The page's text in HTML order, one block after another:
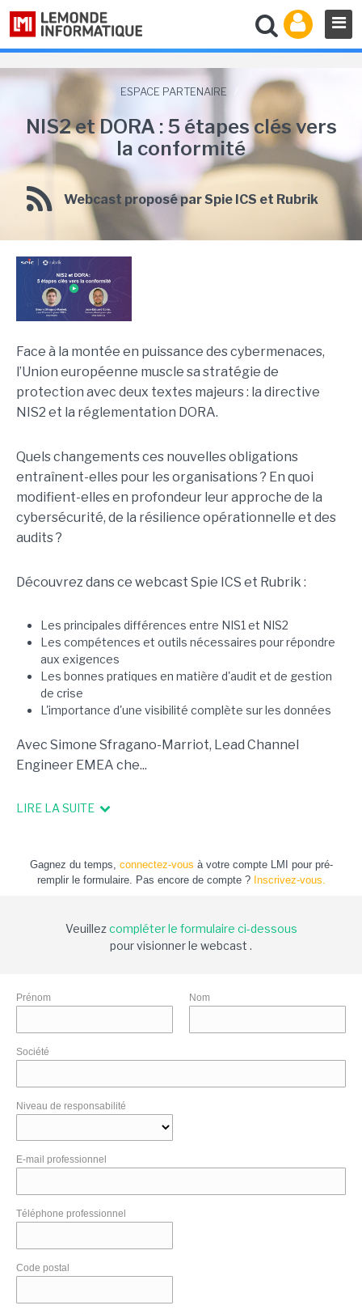
ESPACE PARTENAIRE
NIS2 et DORA : 5 étapes clés vers
la conformité
Webcast proposé par Spie ICS et Rubrik
Face à la montée en puissance des cybermenaces,
l’Union européenne muscle sa stratégie de
protection avec deux textes majeurs : la directive
NIS2 et la réglementation DORA.
Quels changements ces nouvelles obligations
entraînent-elles pour les organisations ? En quoi
modifient-elles en profondeur leur approche de la
cybersécurité, de la résilience opérationnelle et des
audits ?
Découvrez dans ce webcast Spie ICS et Rubrik :
Les principales différences entre NIS1 et NIS2
Les compétences et outils nécessaires pour répondre
aux exigences
Les bonnes pratiques en matière d'audit et de gestion
de crise
L'importance d'une visibilité complète sur les données
Avec Simone Sfragano-Marriot, Lead Channel
Engineer EMEA che...
LIRE LA SUITE
Gagnez du temps, connectez-vous à votre compte LMI pour pré-
remplir le formulaire. Pas encore de compte ? Inscrivez-vous.
Veuillezcompléter le formulaire ci-dessous
pour visionner le webcast .
Prénom Nom
Société
Niveau de responsabilité
E-mail professionnel
Téléphone professionnel
Code postal